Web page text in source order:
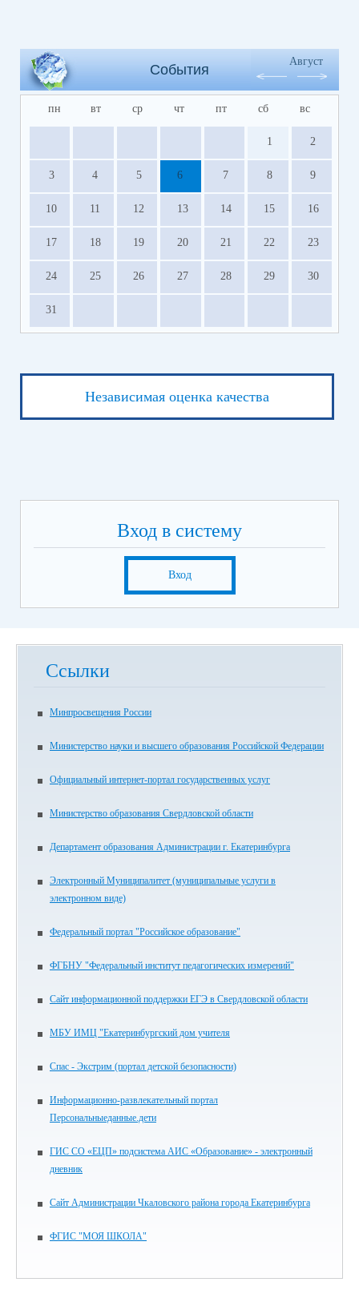
События
Август
пн вт ср чт пт сб вс
1 2
3 4 5 6 7 8 9
10 11 12 13 14 15 16
17 18 19 20 21 22 23
24 25 26 27 28 29 30
31
Независимая оценка качества
Вход в систему
Вход
Ссылки
Минпросвещения России
Министерство науки и высшего образования Российской Федерации
Официальный интернет-портал государственных услуг
Министерство образования Свердловской области
Департамент образования Администрации г. Екатеринбурга
Электронный Муниципалитет (муниципальные услуги в
электронном виде)
Федеральный портал "Российское образование"
ФГБНУ "Федеральный институт педагогических измерений"
Сайт информационной поддержки ЕГЭ в Свердловской области
МБУ ИМЦ "Екатеринбургский дом учителя
Спас - Экстрим (портал детской безопасности)
Информационно-развлекательный портал
Персональныеданные.дети
ГИС СО «ЕЦП» подсистема АИС «Образование» - электронный
дневник
Сайт Администрации Чкаловского района города Екатеринбурга
ФГИС "МОЯ ШКОЛА"